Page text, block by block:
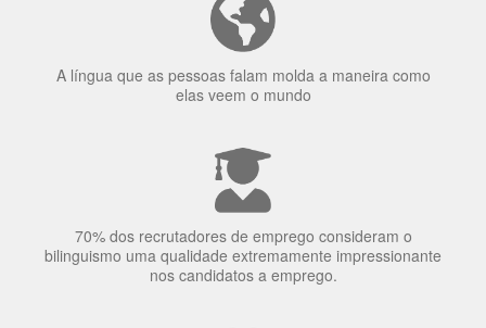
Ser fluente em dois idiomas aumenta a capacidade de
concentração de uma pessoa.
A língua que as pessoas falam molda a maneira como
elas veem o mundo